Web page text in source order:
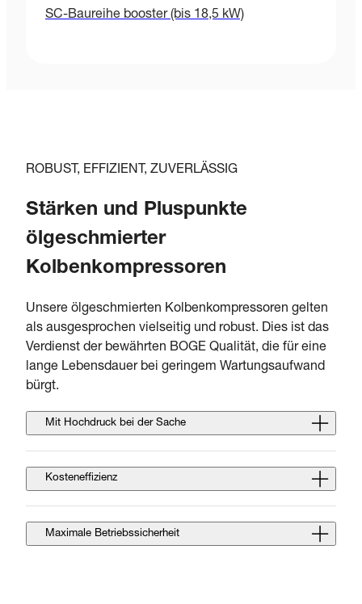
SC-Baureihe booster (bis 18,5 kW)
ROBUST, EFFIZIENT, ZUVERLÄSSIG
Stärken und Pluspunkte
ölgeschmierter
Kolbenkompressoren
Unsere ölgeschmierten Kolbenkompressoren gelten
als ausgesprochen vielseitig und robust. Dies ist das
Verdienst der bewährten BOGE Qualität, die für eine
lange Lebensdauer bei geringem Wartungsaufwand
bürgt.
Mit Hochdruck bei der Sache
Kosteneffizienz
Maximale Betriebssicherheit